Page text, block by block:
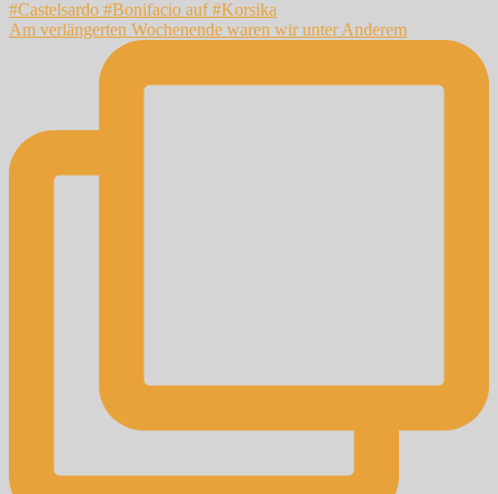
Am verlängerten Wochenende waren wir unter Anderem